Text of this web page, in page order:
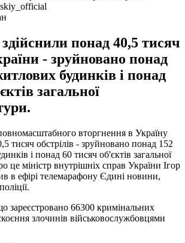
понад 40,5 тисяч
- зруйновано понад
будинків і понад
загальної
вторгнення в Україну
тисяч обстрілів - зруйновано понад 152
і понад 60 тисяч об'єктів загальної
це міністр внутрішніх справ України Ігор
в ефірі телемарафону Єдині новини,
зареєстровано 66300 кримінальних
злочинів військовослужбовцями